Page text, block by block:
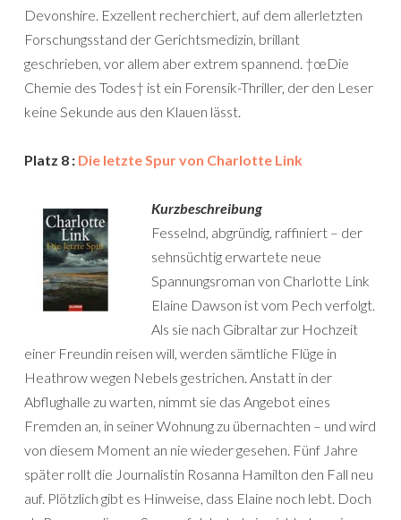
Devonshire. Exzellent recherchiert, auf dem allerletzten
Forschungsstand der Gerichtsmedizin, brillant
geschrieben, vor allem aber extrem spannend. †œDie
Chemie des Todes† ist ein Forensik-Thriller, der den Leser
keine Sekunde aus den Klauen lässt.
Platz 8 : Die letzte Spur von Charlotte Link
Kurzbeschreibung
Fesselnd, abgründig, raffiniert – der
sehnsüchtig erwartete neue
Spannungsroman von Charlotte Link
Elaine Dawson ist vom Pech verfolgt.
Als sie nach Gibraltar zur Hochzeit
einer Freundin reisen will, werden sämtliche Flüge in
Heathrow wegen Nebels gestrichen. Anstatt in der
Abflughalle zu warten, nimmt sie das Angebot eines
Fremden an, in seiner Wohnung zu übernachten – und wird
von diesem Moment an nie wieder gesehen. Fünf Jahre
später rollt die Journalistin Rosanna Hamilton den Fall neu
auf. Plötzlich gibt es Hinweise, dass Elaine noch lebt. Doch